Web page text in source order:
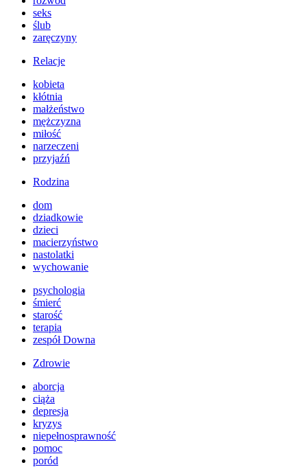
seks
ślub
zaręczyny
Relacje
kobieta
kłótnia
małżeństwo
mężczyzna
miłość
narzeczeni
przyjaźń
Rodzina
dom
dziadkowie
dzieci
macierzyństwo
nastolatki
wychowanie
psychologia
śmierć
starość
terapia
zespół Downa
Zdrowie
aborcja
ciąża
depresja
kryzys
niepełnosprawność
pomoc
poród